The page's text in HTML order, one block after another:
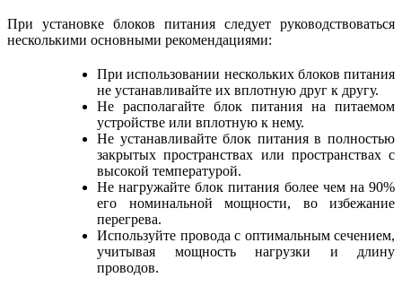
При установке блоков питания следует руководствоваться
несколькими основными рекомендациями:
При использовании нескольких блоков питания
не устанавливайте их вплотную друг к другу.
Не располагайте блок питания на питаемом
устройстве или вплотную к нему.
Не устанавливайте блок питания в полностью
закрытых пространствах или пространствах с
высокой температурой.
Не нагружайте блок питания более чем на 90%
его номинальной мощности, во избежание
перегрева.
Используйте провода с оптимальным сечением,
учитывая мощность нагрузки и длину
проводов.